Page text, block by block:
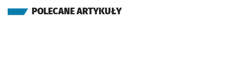
POLECANE ARTYKUŁY